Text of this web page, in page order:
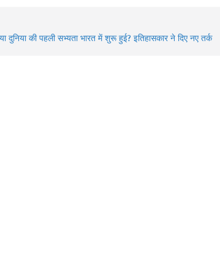
दुनिया की पहली सभ्यता भारत में शुरू हुई? इतिहासकार ने दिए नए तर्क